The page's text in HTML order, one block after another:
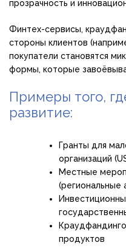
прозрачность и
Финтех-сервисы,
стороны клиентов
покупатели становятся
формы, которые
Примеры того,
развитие:
Гранты для
организаций
Местные
(региональные
продуктов